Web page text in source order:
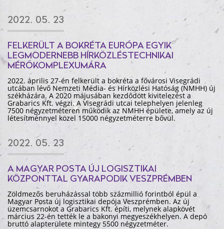
2022. 05. 23
FELKERÜLT A BOKRÉTA EURÓPA EGYIK
LEGMODERNEBB HÍRKÖZLÉSTECHNIKAI
MÉRŐKOMPLEXUMÁRA
2022. április 27-én felkerült a bokréta a fővárosi Visegrádi
utcában lévő Nemzeti Média- és Hírközlési Hatóság (NMHH) új
székházára. A 2020 májusában kezdődött kivitelezést a
Grabarics Kft. végzi. A Visegrádi utcai telephelyen jelenleg
7500 négyzetméteren működik az NMHH épülete, amely az új
létesítménnyel közel 15000 négyzetméterre bővül.
2022. 05. 23
A MAGYAR POSTA ÚJ LOGISZTIKAI
KÖZPONTTAL GYARAPODIK VESZPRÉMBEN
Zöldmezős beruházással több százmillió forintból épül a
Magyar Posta új logisztikai depója Veszprémben. Az új
üzemcsarnokot a Grabarics Kft. építi, melynek alapkövét
március 22-én tették le a bakonyi megyeszékhelyen. A depó
bruttó alapterülete mintegy 5500 négyzetméter.